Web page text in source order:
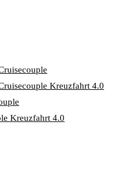
Kreuzfahrt 4.0
Kreuzfahrt 4.0